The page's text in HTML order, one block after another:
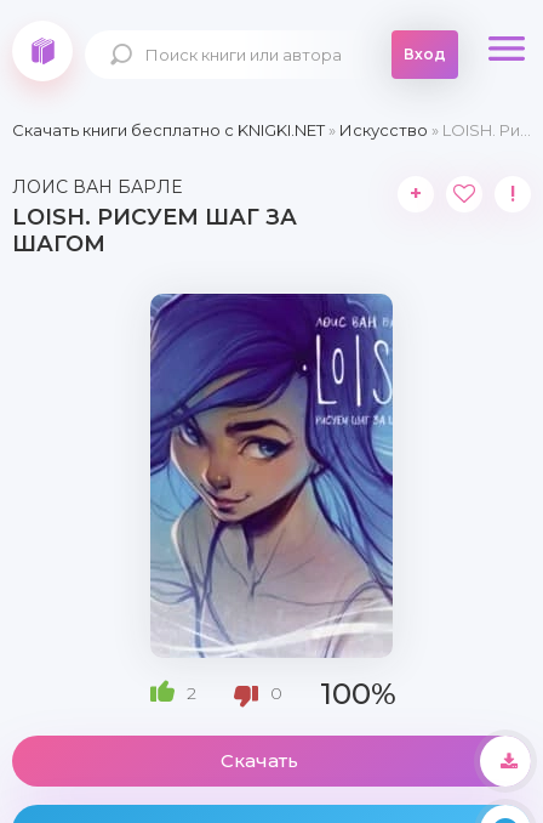
Вход
Скачать книги бесплатно c KNIGKI.NET» Искусство » LOISH. Рисуем шаг за шагом
ЛОИС ВАН БАРЛЕ
LOISH. РИСУЕМ ШАГ ЗА
ШАГОМ
+ !
2 0 100%
Скачать